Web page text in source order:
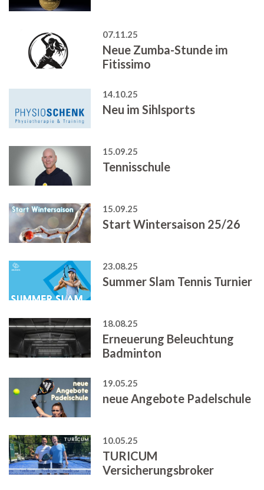
07.11.25
Neue Zumba-Stunde im
Fitissimo
14.10.25
Neu im Sihlsports
15.09.25
Tennisschule
15.09.25
Start Wintersaison 25/26
23.08.25
Summer Slam Tennis Turnier
18.08.25
Erneuerung Beleuchtung
Badminton
19.05.25
neue Angebote Padelschule
10.05.25
TURICUM
Versicherungsbroker